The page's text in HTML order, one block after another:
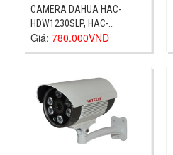
CAMERA DAHUA HAC-
HDW1230SLP, HAC-
HDW1230SLP
Giá:780.000VNĐ